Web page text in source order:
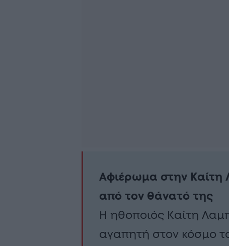
Αφιέρωμα στην Καίτη
από τον θάνατό της
Η ηθοποιός Καίτη
αγαπητή στον κόσμο